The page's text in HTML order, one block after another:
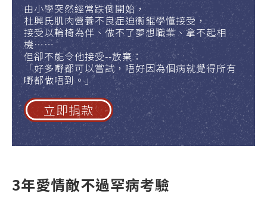
由小學突然經常跌倒開始，
杜興氏肌肉營養不良症迫衞錕學懂接受，
接受以輪椅為伴、做不了夢想職業、拿不起相
機……
但卻不能令他接受--放棄：
「好多嘢都可以嘗試，唔好因為個病就覺得所有
嘢都做唔到。」
立即捐款
3年愛情敵不過罕病考驗